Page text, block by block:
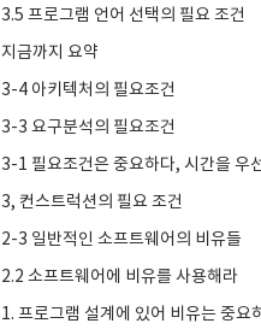
3.5 프로그램 언어 선택의 필요 조건
지금까지 요약
3-4 아키텍처의 필요조건
3-3 요구분석의 필요조건
3-1 필요조건은 중요하다, 시간을 우
3, 컨스트럭션의 필요 조건
2-3 일반적인 소프트웨어의 비유들
2.2 소프트웨어에 비유를 사용해라
1. 프로그램 설계에 있어 비유는 중요